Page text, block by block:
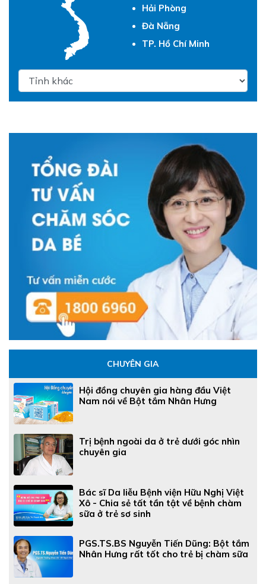
Hải Phòng
Đà Nẵng
TP. Hồ Chí Minh
CHUYÊN GIA
Hội đồng chuyên gia hàng đầu Việt
Nam nói về Bột tắm Nhân Hưng
Trị bệnh ngoài da ở trẻ dưới góc nhìn
chuyên gia
Bác sĩ Da liễu Bệnh viện Hữu Nghị Việt
Xô - Chia sẻ tất tần tật về bệnh chàm
sữa ở trẻ sơ sinh
PGS.TS.BS Nguyễn Tiến Dũng: Bột tắm
Nhân Hưng rất tốt cho trẻ bị chàm sữa